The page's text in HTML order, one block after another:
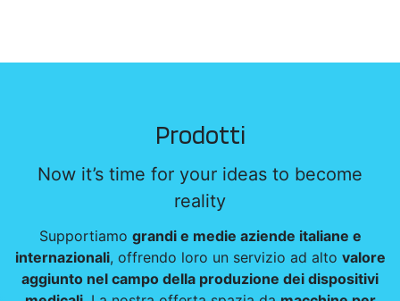
Prodotti
Now it’s time for your ideas to become
reality
Supportiamo grandi e medie aziende italiane e
internazionali, offrendo loro un servizio ad alto valore
aggiunto nel campo della produzione dei dispositivi